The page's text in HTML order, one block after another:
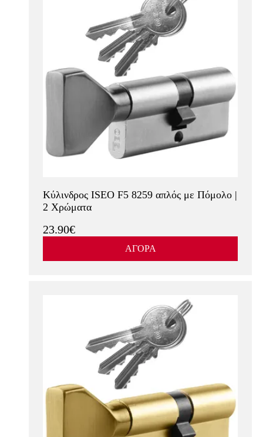
Κύλινδρος ISEO F5 8259 απλός με Πόμολο |
2 Χρώματα
23.90€
ΑΓΟΡΑ